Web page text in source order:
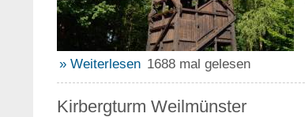
» Weiterlesen 1688 mal gelesen
Kirbergturm Weilmünster